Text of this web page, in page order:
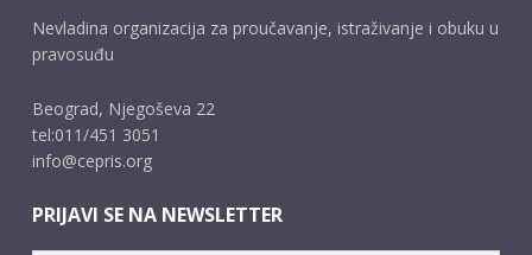
Nevladina organizacija za proučavanje, istraživanje i obuku u
pravosuđu
Beograd, Njegoševa 22
tel:011/451 3051
info@cepris.org
PRIJAVI SE NA NEWSLETTER